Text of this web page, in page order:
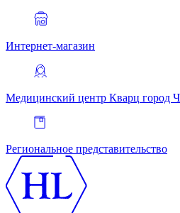
Интернет-магазин
Медицинский центр Кварц город
Региональное представительство